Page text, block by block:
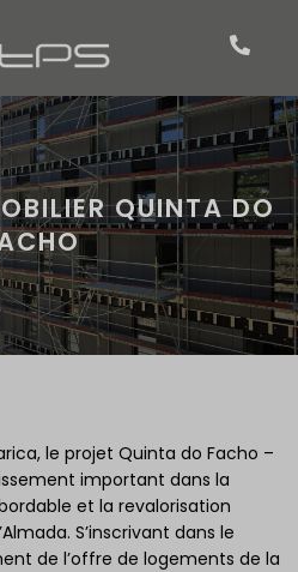
QUINTA DO
le projet Quinta do Facho –
important dans la
et la revalorisation
S’inscrivant dans le
de l’offre de logements de la